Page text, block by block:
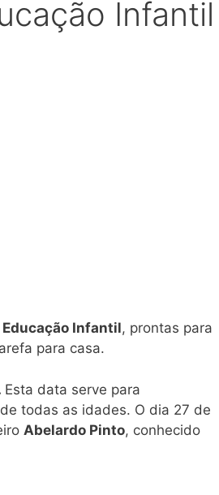
Infantil
Infantil, prontas para
para casa.
Esta data serve para
todas as idades. O dia 27 de
Abelardo Pinto, conhecido